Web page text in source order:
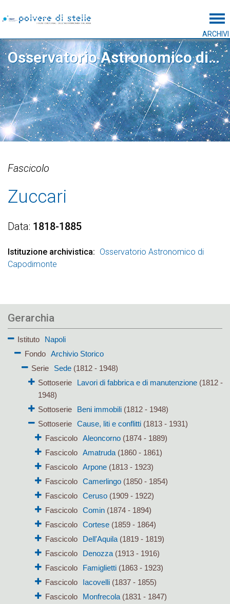
ARCHIVI
Osservatorio Astronomico di Capodimonte
Fascicolo
Zuccari
Data 1818-1885
Istituzione archivistica
Osservatorio Astronomico di
Capodimonte
Gerarchia
Istituto
Napoli
Fondo
Archivio Storico
Serie
Sede(1812 - 1948)
Sottoserie
Lavori di fabbrica e di manutenzione (1812 -
1948)
Sottoserie
Beni immobili (1812 - 1948)
Sottoserie
Cause, liti e conflitti (1813 - 1931)
Fascicolo
Aleoncorno(1874 - 1889)
Fascicolo
Amatruda(1860 - 1861)
Fascicolo
Arpone(1813 - 1923)
Fascicolo
Camerlingo(1850 - 1854)
Fascicolo
Ceruso(1909 - 1922)
Fascicolo
Comin(1874 - 1894)
Fascicolo
Cortese(1859 - 1864)
Fascicolo
Dell'Aquila(1819 - 1819)
Fascicolo
Denozza(1913 - 1916)
Fascicolo
Famiglietti(1863 - 1923)
Fascicolo
Iacovelli(1837 - 1855)
Fascicolo
Monfrecola(1831 - 1847)